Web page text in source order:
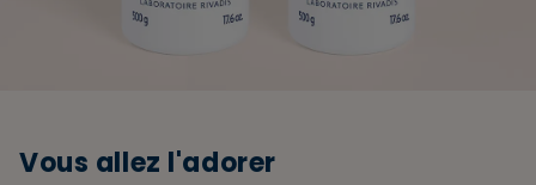
Vous allez l'adorer